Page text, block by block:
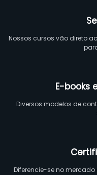
Nossos cursos vão direto
E-books
Diversos modelos de
Diferencie-se no